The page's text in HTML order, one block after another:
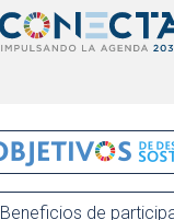
Beneficios de